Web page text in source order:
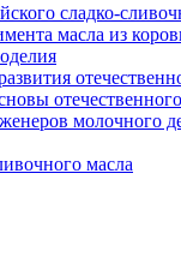
сладко-
масла из
молочного
масла